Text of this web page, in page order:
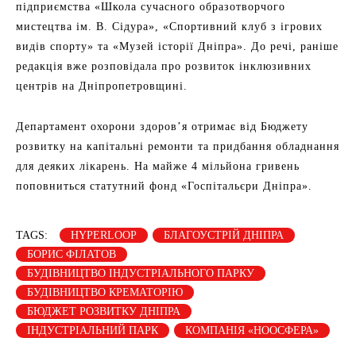
підприємства «Школа сучасного образотворчого
мистецтва ім. В. Сідура», «Спортивний клуб з ігрових
видів спорту» та «Музей історії Дніпра». До речі, раніше
редакція вже розповідала про розвиток інклюзивних
центрів на Дніпропетровщині.
Департамент охорони здоров’я отримає від Бюджету
розвитку на капітальні ремонти та придбання обладнання
для деяких лікарень. На майже 4 мільйона гривень
поповниться статутний фонд «Госпітальєри Дніпра».
TAGS: HYPERLOOP
БЛАГОУСТРІЙ ДНІПРА
БОРИС ФІЛАТОВ
БУДІВНИЦТВО ІНДУСТРІАЛЬНОГО ПАРКУ
БУДІВНИЦТВО КРЕМАТОРІЮ
БЮДЖЕТ РОЗВИТКУ ДНІПРА
ІНДУСТРІАЛЬНИЙ ПАРК
КОМПАНІЯ «НООСФЕРА»